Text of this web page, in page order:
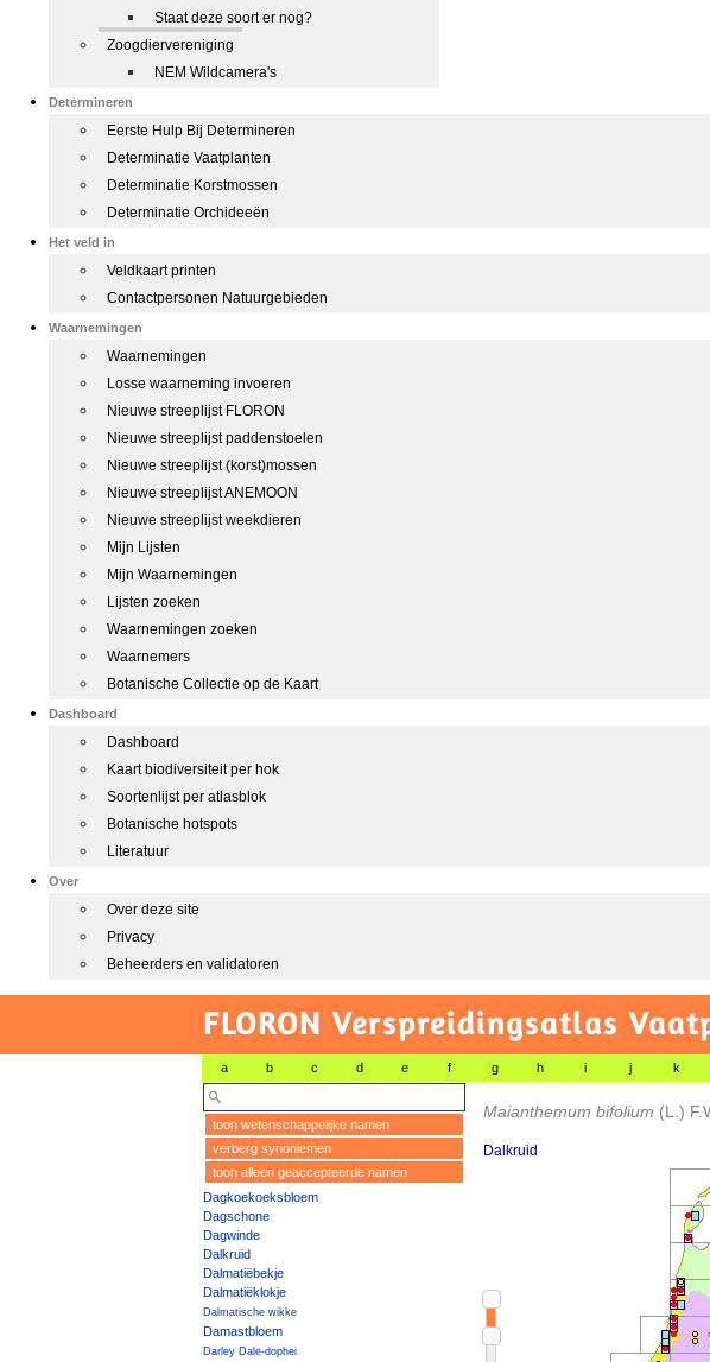
Staat deze soort er nog?
Zoogdiervereniging
NEM Wildcamera's
Determineren
Eerste Hulp Bij Determineren
Determinatie Vaatplanten
Determinatie Korstmossen
Determinatie Orchideeën
Het veld in
Veldkaart printen
Contactpersonen Natuurgebieden
Waarnemingen
Waarnemingen
Losse waarneming invoeren
Nieuwe streeplijst FLORON
Nieuwe streeplijst paddenstoelen
Nieuwe streeplijst (korst)mossen
Nieuwe streeplijst ANEMOON
Nieuwe streeplijst weekdieren
Mijn Lijsten
Mijn Waarnemingen
Lijsten zoeken
Waarnemingen zoeken
Waarnemers
Botanische Collectie op de Kaart
Dashboard
Dashboard
Kaart biodiversiteit per hok
Soortenlijst per atlasblok
Botanische hotspots
Literatuur
Over
Over deze site
Privacy
Beheerders en validatoren
FLORON Verspreidingsatlas
a b c d e f g h i j k
toon wetenschappelijke namen
verberg synoniemen
toon alleen geaccepteerde namen
Dagkoekoeksbloem
Dagschone
Dagwinde
Dalkruid
Dalmatiëbekje
Dalmatiëklokje
Dalmatische wikke
Damastbloem
Darley Dale-dophei
Maianthemum bifolium (L.)
Dalkruid